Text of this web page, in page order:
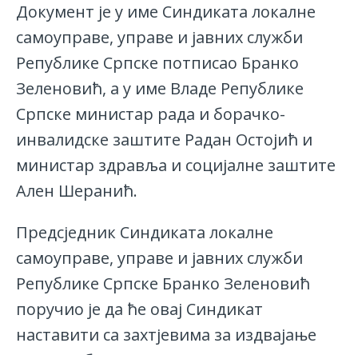
Документ је у име Синдиката локалне
самоуправе, управе и јавних служби
Републике Српске потписао Бранко
Зеленовић, а у име Владе Републике
Српске министар рада и борачко-
инвалидске заштите Радан Остојић и
министар здравља и социјалне заштите
Ален Шеранић.
Предсједник Синдиката локалне
самоуправе, управе и јавних служби
Републике Српске Бранко Зеленовић
поручио је да ће овај Синдикат
наставити са захтјевима за издвајање